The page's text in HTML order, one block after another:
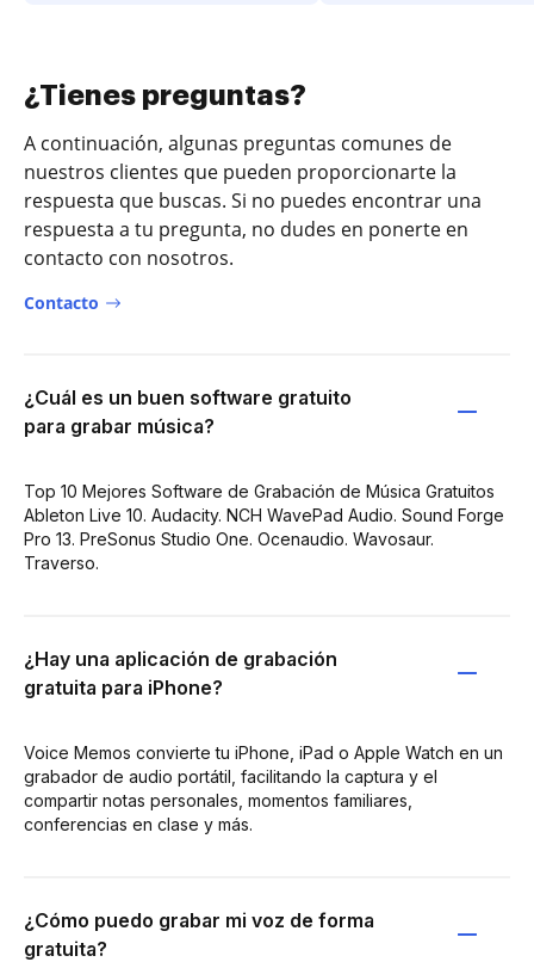
¿Tienes preguntas?
A continuación, algunas preguntas comunes de
nuestros clientes que pueden proporcionarte la
respuesta que buscas. Si no puedes encontrar una
respuesta a tu pregunta, no dudes en ponerte en
contacto con nosotros.
Contacto
¿Cuál es un buen software gratuito
para grabar música?
Top 10 Mejores Software de Grabación de Música Gratuitos
Ableton Live 10. Audacity. NCH WavePad Audio. Sound Forge
Pro 13. PreSonus Studio One. Ocenaudio. Wavosaur.
Traverso.
¿Hay una aplicación de grabación
gratuita para iPhone?
Voice Memos convierte tu iPhone, iPad o Apple Watch en un
grabador de audio portátil, facilitando la captura y el
compartir notas personales, momentos familiares,
conferencias en clase y más.
¿Cómo puedo grabar mi voz de forma
gratuita?